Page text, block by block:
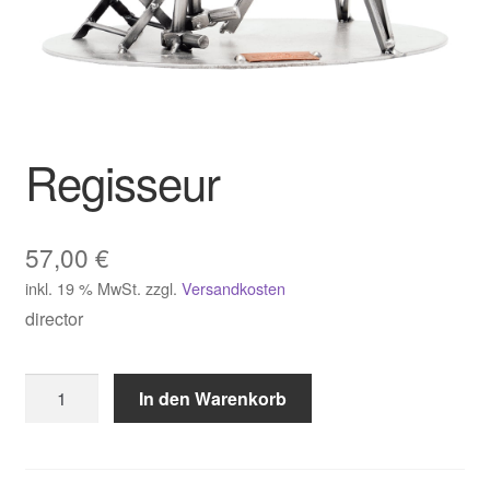
Regisseur
57,00 €
inkl. 19 % MwSt. zzgl. Versandkosten
director
Menge
In den Warenkorb